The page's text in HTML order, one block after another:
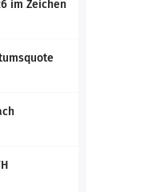
im Zeichen